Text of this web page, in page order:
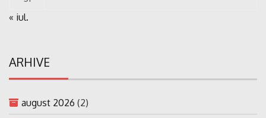
« iul.
ARHIVE
august 2026 (2)